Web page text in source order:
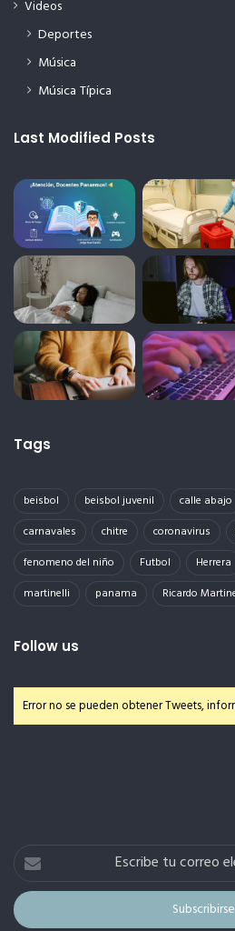
Videos
Deportes
Música
Música Típica
Last Modified Posts
Tags
beisbol beisbol juvenil calle abajo
carnavales
chitre coronavirus
fenomeno del niño
Futbol Herrera
martinelli
panama Ricardo
Follow us
Error no se pueden obtener Tweets,
Escribe
correo
electrónico